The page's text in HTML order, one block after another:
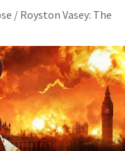
/ Royston Vasey: The